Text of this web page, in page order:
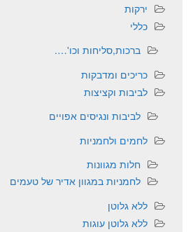
ירקות
כללי
ברכות,סליחות וכו'….
כריכים ומדבקות
לביבות וקציצות
לביבות ונגיסים אפויים
לחמים ולחמניות
חלות מגוונות
לחמניות במגוון אדיר של טעמים
ללא גלוטן
ללא גלוטן עוגות